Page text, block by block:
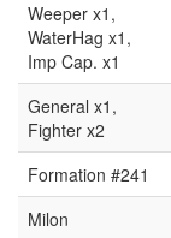
Weeper x1,
WaterHag x1,
Imp Cap. x1
General x1,
Fighter x2
Formation #241
Milon